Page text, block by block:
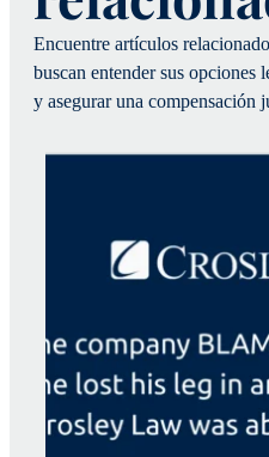
Encuentre artículos
buscan entender sus opciones
y asegurar una compensación